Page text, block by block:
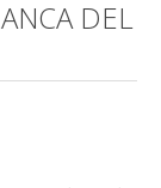
DEL